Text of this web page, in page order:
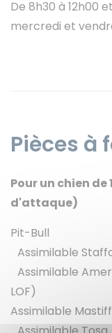
De 8h30 à 12h00
mercredi et
Pièces à
Pour un chien
d'attaque)
Pit-Bull
Assimilable
Assimilable
LOF)
Assimilable Mastiff